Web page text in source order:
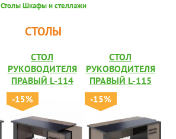
Столы Шкафы и стеллажи
СТОЛЫ
СТОЛ
РУКОВОДИТЕЛЯ
ПРАВЫЙ L-114
-15%
СТОЛ
РУКОВОДИТЕЛЯ
ПРАВЫЙ L-115
-15%